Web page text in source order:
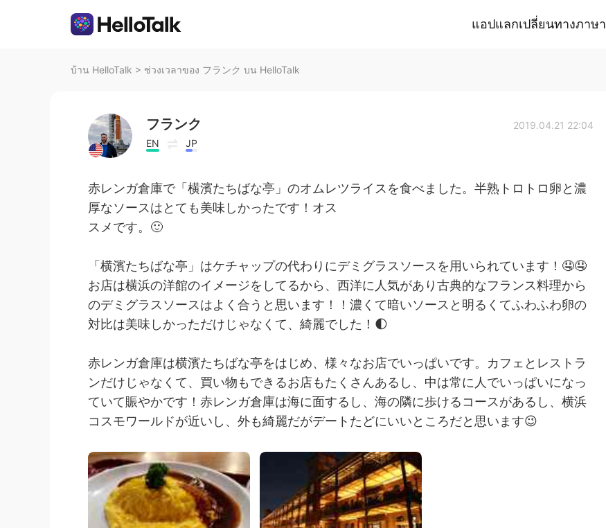
แอปแลกเปลี่ยนทางภาษา
บ้าน HelloTalk > ช่วงเวลาของ フランク บน HelloTalk
フランク
EN JP
2019.04.21 22:04
赤レンガ倉庫で「横濱たちばな亭」のオムレツライスを食べました。半熟トロトロ卵と濃
厚なソースはとても美味しかったです！オス
スメです。🙂
「横濱たちばな亭」はケチャップの代わりにデミグラスソースを用いられています！🤤🤤
お店は横浜の洋館のイメージをしてるから、西洋に人気があり古典的なフランス料理から
のデミグラスソースはよく合うと思います！！濃くて暗いソースと明るくてふわふわ卵の
対比は美味しかっただけじゃなくて、綺麗でした！🌓
赤レンガ倉庫は横濱たちばな亭をはじめ、様々なお店でいっぱいです。カフェとレストラ
ンだけじゃなくて、買い物もできるお店もたくさんあるし、中は常に人でいっぱいになっ
ていて賑やかです！赤レンガ倉庫は海に面するし、海の隣に歩けるコースがあるし、横浜
コスモワールドが近いし、外も綺麗だがデートたどにいいところだと思います😉